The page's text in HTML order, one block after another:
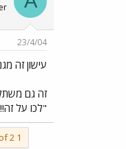
23/4/04
עישון זה
זה גם
"לכו על
1 of 2